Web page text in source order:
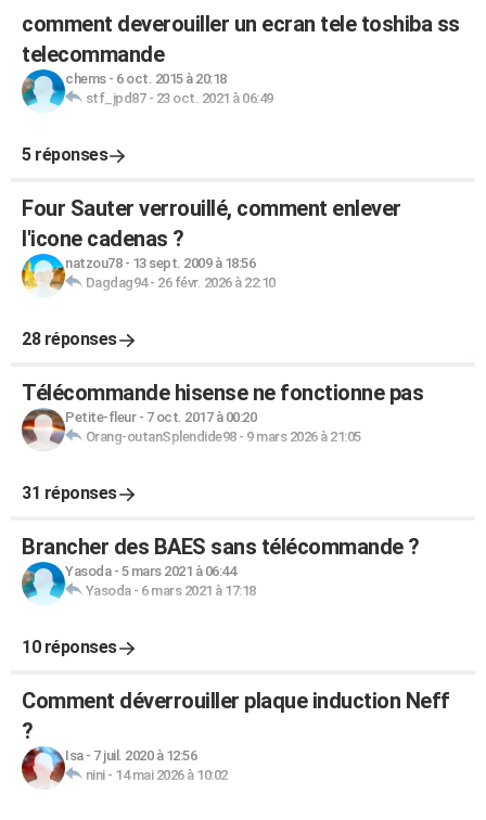
comment deverouiller un ecran tele toshiba ss
telecommande
chems- 6 oct. 2015 à 20:18
stf_jpd87- 23 oct. 2021 à 06:49
5 réponses
Four Sauter verrouillé, comment enlever
l'icone cadenas ?
natzou78- 13 sept. 2009 à 18:56
Dagdag94- 26 févr. 2026 à 22:10
28 réponses
Télécommande hisense ne fonctionne pas
Petite-fleur- 7 oct. 2017 à 00:20
Orang-outanSplendide98- 9 mars 2026 à 21:05
31 réponses
Brancher des BAES sans télécommande ?
Yasoda- 5 mars 2021 à 06:44
Yasoda- 6 mars 2021 à 17:18
10 réponses
Comment déverrouiller plaque induction Neff
?
Isa- 7 juil. 2020 à 12:56
nini- 14 mai 2026 à 10:02